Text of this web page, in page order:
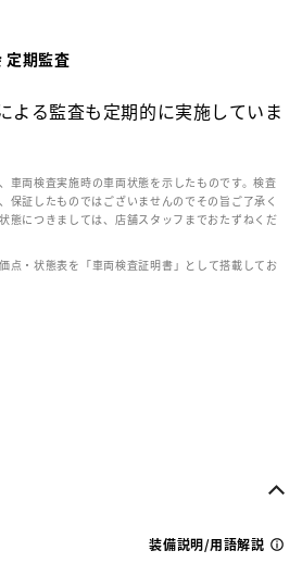
定期監査
よる監査も定期的に実施していま
車両検査実施時の車両状態を示したものです。検査
保証したものではございませんのでその旨ご了承く
態につきましては、店舗スタッフまでおたずねくだ
点・状態表を「車両検査証明書」として搭載してお
装備説明/用語解説